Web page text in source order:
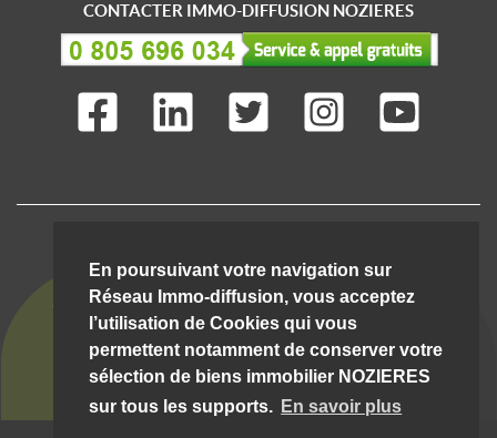
En poursuivant votre navigation sur
Réseau Immo-diffusion, vous acceptez
l’utilisation de Cookies qui vous
permettent notamment de conserver votre
sélection de biens immobilier NOZIERES
sur tous les supports. En savoir plus
CONTACTER IMMO-DIFFUSION NOZIERES